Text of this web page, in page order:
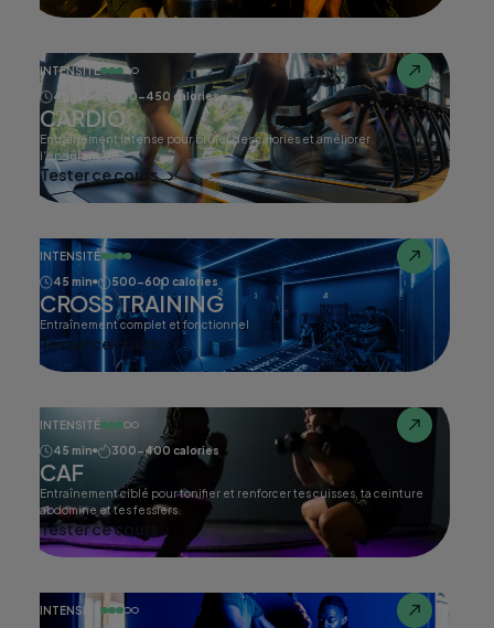
INTENSITÉ
45 min
400-450 calories
CARDIO
Entraînement intense pour brûler des calories et améliorer
l'endurance.
Tester ce cours
INTENSITÉ
45 min
500-600 calories
CROSS TRAINING
Entraînement complet et fonctionnel
Tester ce cours
INTENSITÉ
45 min
300-400 calories
CAF
Entraînement ciblé pour tonifier et renforcer tes cuisses, ta ceinture
abdomine et tes fessiers.
Tester ce cours
INTENSITÉ